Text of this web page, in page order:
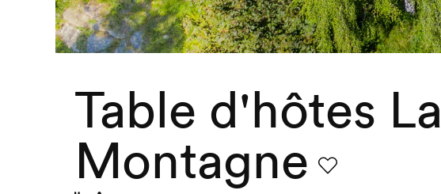
Table d'hôtes La
Montagne